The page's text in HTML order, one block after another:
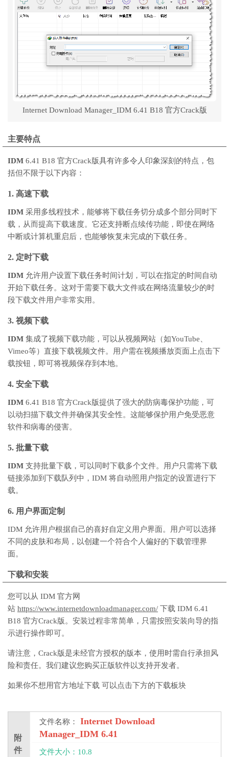
Internet Download Manager_IDM 6.41 B18 官方Crack版
主要特点
IDM 6.41 B18 官方Crack版具有许多令人印象深刻的特点，包
括但不限于以下内容：
1. 高速下载
IDM 采用多线程技术，能够将下载任务切分成多个部分同时下
载，从而提高下载速度。它还支持断点续传功能，即使在网络
中断或计算机重启后，也能够恢复未完成的下载任务。
2. 定时下载
IDM 允许用户设置下载任务时间计划，可以在指定的时间自动
开始下载任务。这对于需要下载大文件或在网络流量较少的时
段下载文件用户非常实用。
3. 视频下载
IDM 集成了视频下载功能，可以从视频网站（如YouTube、
Vimeo等）直接下载视频文件。用户需在视频播放页面上点击下
载按钮，即可将视频保存到本地。
4. 安全下载
IDM 6.41 B18 官方Crack版提供了强大的防病毒保护功能，可
以动扫描下载文件并确保其安全性。这能够保护用户免受恶意
软件和病毒的侵害。
5. 批量下载
IDM 支持批量下载，可以同时下载多个文件。用户只需将下载
链接添加到下载队列中，IDM 将自动照用户指定的设置进行下
载。
6. 用户界面定制
IDM 允许用户根据自己的喜好自定义用户界面。用户可以选择
不同的皮肤和布局，以创建一个符合个人偏好的下载管理界
面。
下载和安装
您可以从 IDM 官方网
站 https://www.internetdownloadmanager.com/ 下载 IDM 6.41
B18 官方Crack版。安装过程非常简单，只需按照安装向导的指
示进行操作即可。
请注意，Crack版是未经官方授权的版本，使用时需自行承担风
险和责任。我们建议您购买正版软件以支持开发者。
如果你不想用官方地址下载 可以点击下方的下载板块
附
件
文件名称：
Internet Download
Manager_IDM 6.41
文件大小：10.8